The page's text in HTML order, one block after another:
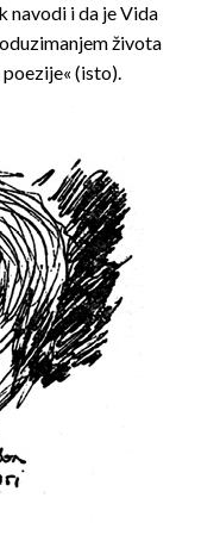
navodi i da je Vida
života
(isto).